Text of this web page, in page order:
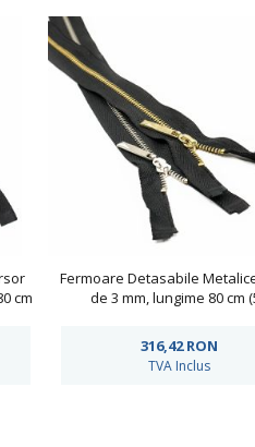
cm
Fermoare Detasabile
de 3 mm, lungime 80 cm
316,42RON
TVA Inclus